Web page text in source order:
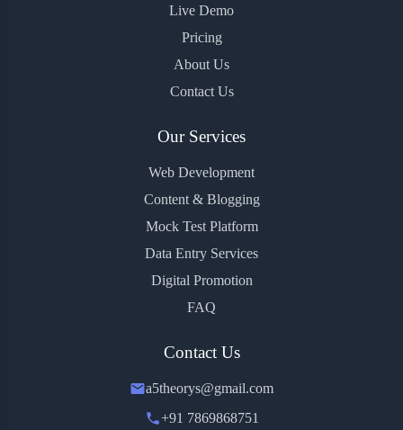
Live Demo
Pricing
About Us
Contact Us
Our Services
Web Development
Content & Blogging
Mock Test Platform
Data Entry Services
Digital Promotion
FAQ
Contact Us
a5theorys@gmail.com
+91 7869868751